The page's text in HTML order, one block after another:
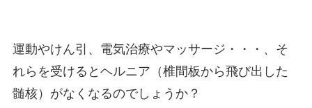
運動やけん引、電気治療やマッサージ・・・、そ
れらを受けるとヘルニア（椎間板から飛び出した
髄核）がなくなるのでしょうか？